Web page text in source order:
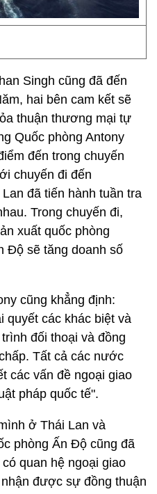
Singh cũng đã đến
hai bên cam kết sẽ
thuận thương mại tự
Quốc phòng Antony
đến trong chuyến
chuyến đi đến
đã tiến hành tuần tra
Trong chuyến đi,
xuất quốc phòng
Độ sẽ tăng doanh số
cũng khẳng định:
quyết các khác biệt và
đối thoại và đồng
Tất cả các nước
các vấn đề ngoại giao
pháp quốc tế".
ở Thái Lan và
phòng Ấn Độ cũng đã
quan hệ ngoại giao
được sự đồng thuận